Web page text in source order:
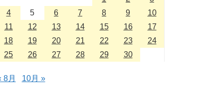
4
5 6 7 8 9
10
11
12 13 14 15 16
17
18
19 20 21 22 23
24
25
26 27 28 29 30
8月 10月 »